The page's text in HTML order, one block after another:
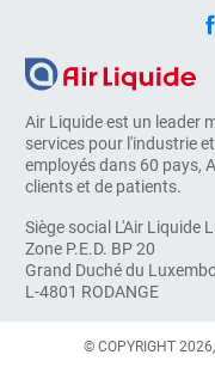
Air Liquide est un leader
services pour l'industrie
employés dans 60 pays,
clients et de patients.
Siège social L'Air Liquide
Zone P.E.D. BP 20
Grand Duché du
L-4801 RODANGE
© COPYRIGHT 2026,